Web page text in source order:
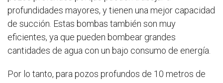
profundidades mayores, y tienen una mejor capacidad
de succión. Estas bombas también son muy
eficientes, ya que pueden bombear grandes
cantidades de agua con un bajo consumo de energía.
Por lo tanto, para pozos profundos de 10 metros de